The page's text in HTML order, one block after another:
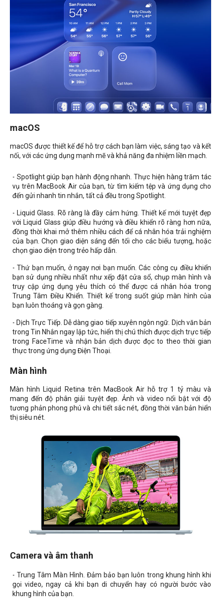
macOS
macOS được thiết kế để hỗ trợ cách bạn làm việc, sáng tạo và kết
nối, với các ứng dụng mạnh mẽ và khả năng đa nhiệm liền mạch.
- Spotlight giúp bạn hành động nhanh. Thực hiện hàng trăm tác
vụ trên MacBook Air của bạn, từ tìm kiếm tệp và ứng dụng cho
đến gửi nhanh tin nhắn, tất cả đều trong Spotlight.
- Liquid Glass. Rõ ràng là đầy cảm hứng. Thiết kế mới tuyệt đẹp
với Liquid Glass giúp điều hướng và điều khiển rõ ràng hơn nữa,
đồng thời khai mở thêm nhiều cách để cá nhân hóa trải nghiệm
của bạn. Chọn giao diện sáng đến tối cho các biểu tượng, hoặc
chọn giao diện trong trẻo hấp dẫn.
- Thứ bạn muốn, ở ngay nơi bạn muốn. Các công cụ điều khiển
bạn sử dụng nhiều nhất như xếp đặt cửa sổ, chụp màn hình và
truy cập ứng dụng yêu thích có thể được cá nhân hóa trong
Trung Tâm Điều Khiển. Thiết kế trong suốt giúp màn hình của
bạn luôn thoáng và gọn gàng.
- Dịch Trực Tiếp. Dễ dàng giao tiếp xuyên ngôn ngữ. Dịch văn bản
trong Tin Nhắn ngay lập tức, hiển thị chú thích được dịch trực tiếp
trong FaceTime và nhận bản dịch được đọc to theo thời gian
thực trong ứng dụng Điện Thoại.
Màn hình
Màn hình Liquid Retina trên MacBook Air hỗ trợ 1 tỷ màu và
mang đến độ phân giải tuyệt đẹp. Ảnh và video nổi bật với độ
tương phản phong phú và chi tiết sắc nét, đồng thời văn bản hiển
thị siêu nét.
Camera và âm thanh
- Trung Tâm Màn Hình. Đảm bảo bạn luôn trong khung hình khi
gọi video, ngay cả khi bạn di chuyển hay có người bước vào
khung hình của bạn.